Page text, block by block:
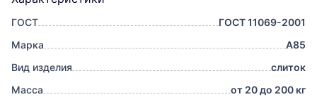
ГОСТ
ГОСТ 11069-2001
Марка
A85
Вид изделия
слиток
Масса
от 20 до 200 кг